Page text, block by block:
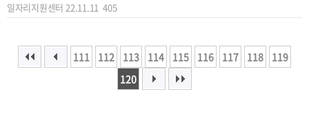
일자리지원센터 22.11.11 405
111 112 113 114 115 116 117 118
119
120